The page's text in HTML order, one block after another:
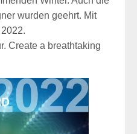
wurden geehrt. Mit
Create a breathtaking